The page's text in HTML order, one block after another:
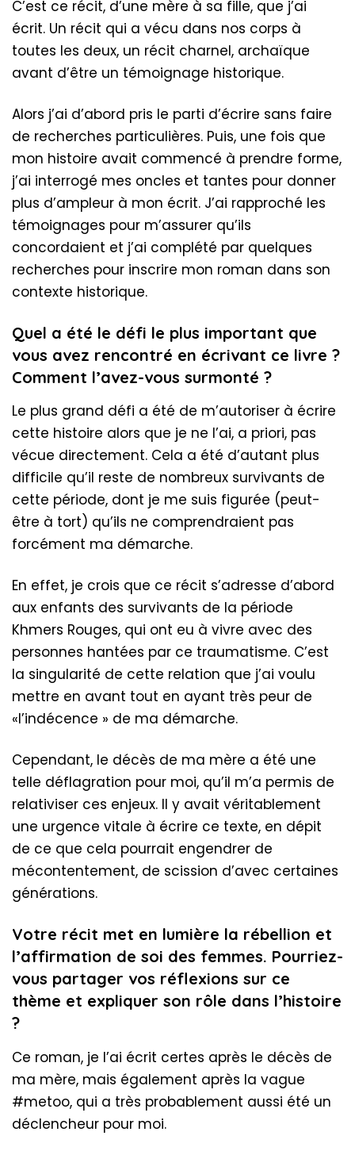
C’est ce récit, d’une mère à sa fille, que j’ai
écrit. Un récit qui a vécu dans nos corps à
toutes les deux, un récit charnel, archaïque
avant d’être un témoignage historique.
Alors j’ai d’abord pris le parti d’écrire sans faire
de recherches particulières. Puis, une fois que
mon histoire avait commencé à prendre forme,
j’ai interrogé mes oncles et tantes pour donner
plus d’ampleur à mon écrit. J’ai rapproché les
témoignages pour m’assurer qu’ils
concordaient et j’ai complété par quelques
recherches pour inscrire mon roman dans son
contexte historique.
Quel a été le défi le plus important que
vous avez rencontré en écrivant ce livre ?
Comment l’avez-vous surmonté ?
Le plus grand défi a été de m’autoriser à écrire
cette histoire alors que je ne l’ai, a priori, pas
vécue directement. Cela a été d’autant plus
difficile qu’il reste de nombreux survivants de
cette période, dont je me suis figurée (peut-
être à tort) qu’ils ne comprendraient pas
forcément ma démarche.
En effet, je crois que ce récit s’adresse d’abord
aux enfants des survivants de la période
Khmers Rouges, qui ont eu à vivre avec des
personnes hantées par ce traumatisme. C’est
la singularité de cette relation que j’ai voulu
mettre en avant tout en ayant très peur de
«l’indécence » de ma démarche.
Cependant, le décès de ma mère a été une
telle déflagration pour moi, qu’il m’a permis de
relativiser ces enjeux. Il y avait véritablement
une urgence vitale à écrire ce texte, en dépit
de ce que cela pourrait engendrer de
mécontentement, de scission d’avec certaines
générations.
Votre récit met en lumière la rébellion et
l’affirmation de soi des femmes. Pourriez-
vous partager vos réflexions sur ce
thème et expliquer son rôle dans l’histoire
?
Ce roman, je l’ai écrit certes après le décès de
ma mère, mais également après la vague
#metoo, qui a très probablement aussi été un
déclencheur pour moi.